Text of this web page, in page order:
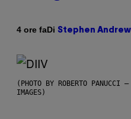
4 ore faDi Stephen
(PHOTO BY ROBERTO PANUCCI
IMAGES)